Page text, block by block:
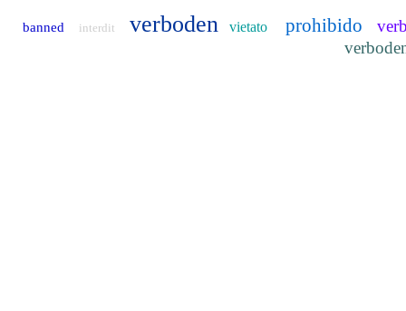
banned interdit verboden vietato prohibido